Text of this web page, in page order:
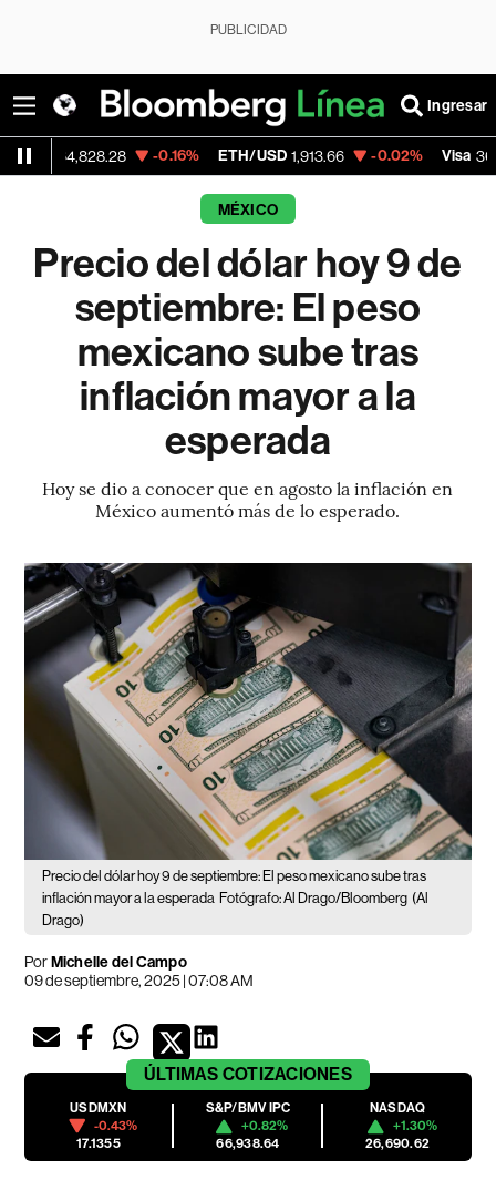
PUBLICIDAD
Ingresar
-0.16% ETH/USD 1,913.66 -0.02% Visa 362.50 -
MÉXICO
Precio del dólar hoy 9 de
septiembre: El peso
mexicano sube tras
inflación mayor a la
esperada
Hoy se dio a conocer que en agosto la inflación en
México aumentó más de lo esperado.
Precio del dólar hoy 9 de septiembre: El peso mexicano sube tras
inflación mayor a la esperada Fotógrafo: Al Drago/Bloomberg (Al
Drago)
PorMichelle del Campo
09 de septiembre, 2025 | 07:08 AM
ÚLTIMAS COTIZACIONES
USDMXN
-0.43%
17.1355
S&P/BMV IPC
+0.82%
66,938.64
NASDAQ
+1.30%
26,690.62